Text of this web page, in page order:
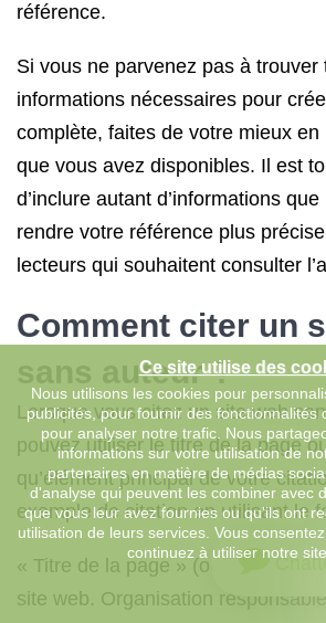
référence.
Si vous ne parvenez pas à trouver
informations nécessaires pour
complète, faites de votre mieux en
que vous avez disponibles. Il est
d’inclure autant d’informations
rendre votre référence plus
lecteurs qui souhaitent consulter
Comment citer un
sans auteur ?
Lorsque vous citez un site web
pouvez utiliser le titre de la page
qu’élément principal de votre
exemple de citation en utilisant le
« Titre de la page » (ou « Titre du
site web. Organisation
Ce site utilise des
Nous utilisons les cookies pour
publicités, pour fournir des fonctionnalités
pour analyser notre trafic. Nous
informations sur votre utilisation de
partenaires en matière de médias
d'analyse qui peuvent les combiner avec
que vous leur avez fournies ou qu'ils ont
utilisation de leurs services. Vous
continuez à utiliser notre site